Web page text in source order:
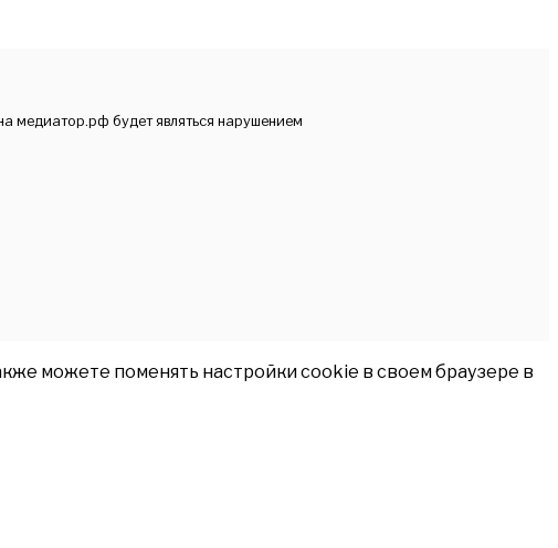
медиатор.рф будет являться нарушением
можете поменять настройки cookie в своем браузере в